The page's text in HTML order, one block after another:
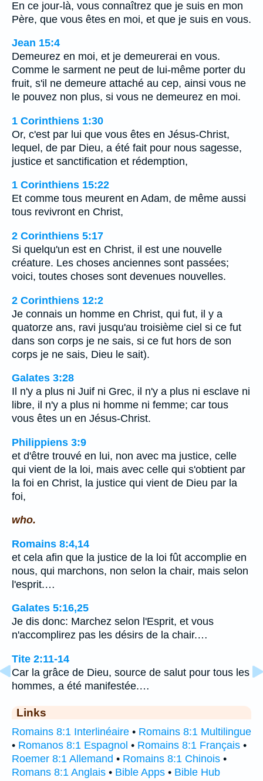
En ce jour-là, vous connaîtrez que je suis en mon
Père, que vous êtes en moi, et que je suis en vous.
Jean 15:4
Demeurez en moi, et je demeurerai en vous.
Comme le sarment ne peut de lui-même porter du
fruit, s'il ne demeure attaché au cep, ainsi vous ne
le pouvez non plus, si vous ne demeurez en moi.
1 Corinthiens 1:30
Or, c'est par lui que vous êtes en Jésus-Christ,
lequel, de par Dieu, a été fait pour nous sagesse,
justice et sanctification et rédemption,
1 Corinthiens 15:22
Et comme tous meurent en Adam, de même aussi
tous revivront en Christ,
2 Corinthiens 5:17
Si quelqu'un est en Christ, il est une nouvelle
créature. Les choses anciennes sont passées;
voici, toutes choses sont devenues nouvelles.
2 Corinthiens 12:2
Je connais un homme en Christ, qui fut, il y a
quatorze ans, ravi jusqu'au troisième ciel si ce fut
dans son corps je ne sais, si ce fut hors de son
corps je ne sais, Dieu le sait).
Galates 3:28
Il n'y a plus ni Juif ni Grec, il n'y a plus ni esclave ni
libre, il n'y a plus ni homme ni femme; car tous
vous êtes un en Jésus-Christ.
Philippiens 3:9
et d'être trouvé en lui, non avec ma justice, celle
qui vient de la loi, mais avec celle qui s'obtient par
la foi en Christ, la justice qui vient de Dieu par la
foi,
who.
Romains 8:4,14
et cela afin que la justice de la loi fût accomplie en
nous, qui marchons, non selon la chair, mais selon
l'esprit.…
Galates 5:16,25
Je dis donc: Marchez selon l'Esprit, et vous
n'accomplirez pas les désirs de la chair.…
Tite 2:11-14
Car la grâce de Dieu, source de salut pour tous les
hommes, a été manifestée.…
Links
Romains 8:1 Interlinéaire • Romains 8:1 Multilingue
• Romanos 8:1 Espagnol • Romains 8:1 Français •
Roemer 8:1 Allemand • Romains 8:1 Chinois •
Romans 8:1 Anglais • Bible Apps • Bible Hub